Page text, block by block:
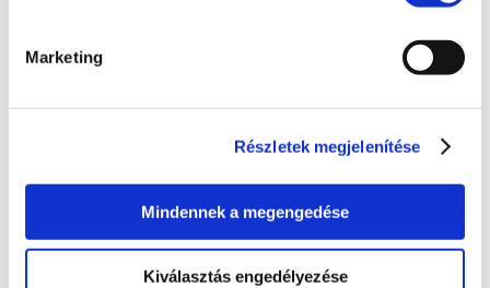
Marketing
Részletek megjelenítése
Mindennek a megengedése
Kiválasztás engedélyezése
Polgári jog